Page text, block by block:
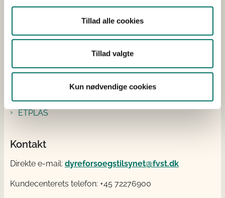
Tillad alle cookies
Tillad valgte
Kun nødvendige cookies
EU Kommissionen
ETPLAS
Kontakt
Direkte e-mail: dyreforsoegstilsynet@fvst.dk
Kundecenterets telefon: +45 72276900